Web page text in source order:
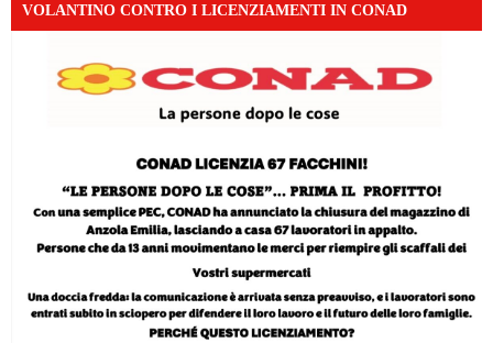
VOLANTINO CONTRO I LICENZIAMENTI IN CONAD